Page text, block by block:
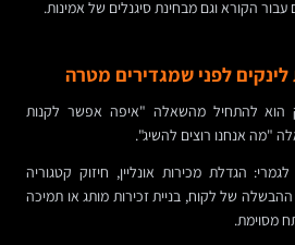
הקורא וגם מבחינת סיגנלים של אמינות.
לפני שמגדירים מטרה
הוא להתחיל מהשאלה "איפה אפשר לקנות
"מה אנחנו רוצים להשיג".
הגדלת מכירות אונליין, חיזוק קטגוריה
ההבשלה של לקוח, בניית זכירות מותג או תמיכה